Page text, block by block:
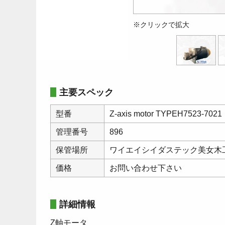
※クリックで拡大
主要スペック
型番 Z-axis motor TYPEH7523-7021
管理番号 896
保管場所 ワイエイシイダステック美女木
価格 お問い合わせ下さい
詳細情報
Z軸モータ